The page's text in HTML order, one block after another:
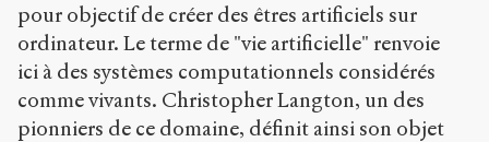
pour objectif de créer des êtres artificiels sur
ordinateur. Le terme de "vie artificielle" renvoie
ici à des systèmes computationnels considérés
comme vivants. Christopher Langton, un des
pionniers de ce domaine, définit ainsi son objet